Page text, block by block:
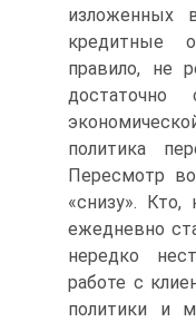
изложенных
кредитные
правило, не
достаточно
политика
Пересмотр
«снизу».
ежедневно
нередко
работе с
политики и